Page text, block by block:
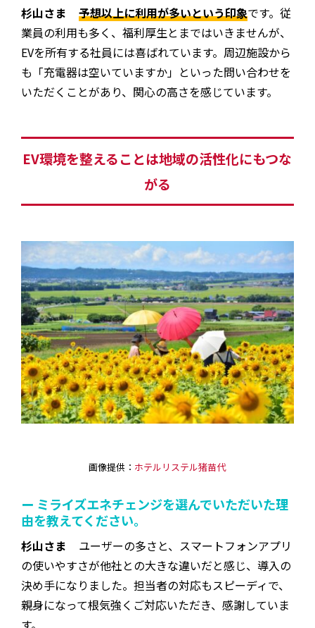
杉山さま 予想以上に利用が多いという印象です。従
業員の利用も多く、福利厚生とまではいきませんが、
EVを所有する社員には喜ばれています。周辺施設から
も「充電器は空いていますか」といった問い合わせを
いただくことがあり、関心の高さを感じています。
EV環境を整えることは地域の活性化にもつな
がる
画像提供： ホテルリステル猪苗代
ー ミライズエネチェンジを選んでいただいた理
由を教えてください。‎
杉山さま
ユーザーの多さと、スマートフォンアプリ
の使いやすさが他社との大きな違いだと感じ、導入の
決め手になりました。担当者の対応もスピーディで、
親身になって根気強くご対応いただき、感謝していま